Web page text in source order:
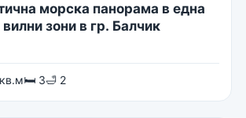
морска панорама в една
зони в гр. Балчик
🛏 3🛁 2